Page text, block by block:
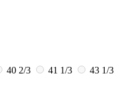
40 2/3 41 1/3
43 1/3